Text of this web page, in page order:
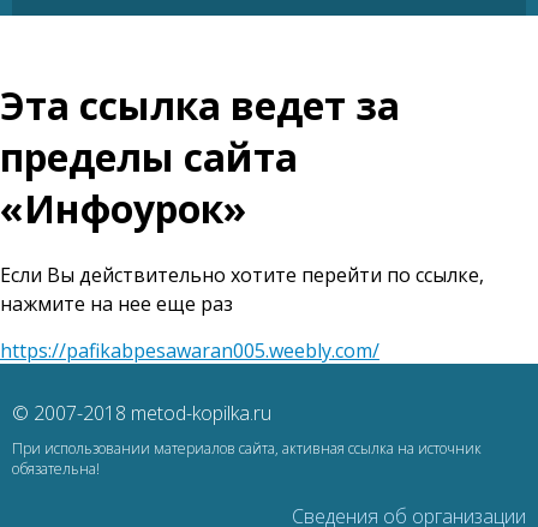
Эта ссылка ведет за
пределы сайта
«Инфоурок»
Если Вы действительно хотите перейти по ссылке,
нажмите на нее еще раз
https://pafikabpesawaran005.weebly.com/
© 2007-2018 metod-kopilka.ru
При использовании материалов сайта, активная ссылка на источник
обязательна!
Сведения об организации